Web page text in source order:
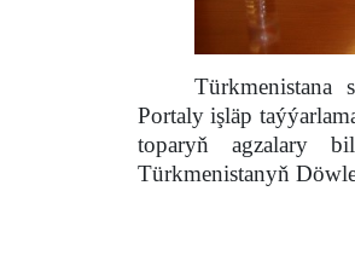
Türkmenistana
Portaly işläp
toparyň agzalary
Türkmenistanyň